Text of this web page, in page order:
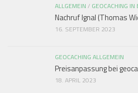
ALLGEMEIN / GEOCACHING IN
Nachruf Ignal (Thomas
16. SEPTEMBER 2023
GEOCACHING ALLGEMEIN
Preisanpassung bei
18. APRIL 2023